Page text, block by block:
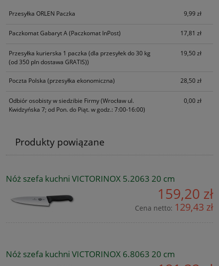
Przesyłka ORLEN Paczka 9,99 zł
Paczkomat Gabaryt A(Paczkomat InPost) 17,81 zł
Przesyłka kurierska 1 paczka (dla przesyłek do 30 kg
(od 350 pln dostawa GRATIS))
19,50 zł
Poczta Polska (przesyłka ekonomiczna) 28,50 zł
Odbiór osobisty w siedzibie Firmy(Wrocław ul.
Kwidzyńska 7; od Pon. do Piąt. w godz.: 7:00-16:00)
0,00 zł
Produkty powiązane
Nóż szefa kuchni VICTORINOX 5.2063 20 cm
159,20 zł
Cena netto: 129,43 zł
Nóż szefa kuchni VICTORINOX 6.8063 20 cm